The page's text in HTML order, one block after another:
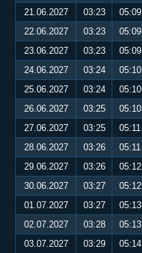
21.06.2027
03:23 05:09
22.06.2027
03:23 05:09
23.06.2027
03:23 05:09
24.06.2027
03:24 05:10
25.06.2027
03:24 05:10
26.06.2027
03:25 05:10
27.06.2027
03:25 05:11
28.06.2027
03:26 05:11
29.06.2027
03:26 05:12
30.06.2027
03:27 05:12
01.07.2027
03:27 05:13
02.07.2027
03:28 05:13
03.07.2027
03:29 05:14